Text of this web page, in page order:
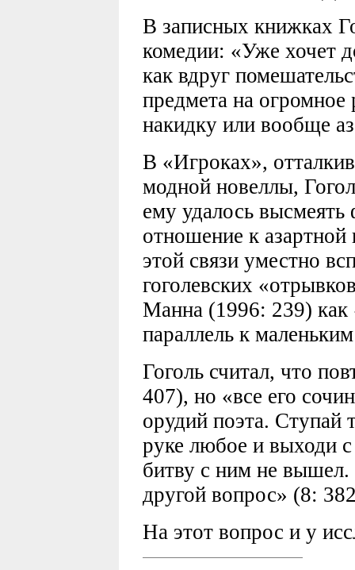
В записных книжках
комедии: «Уже хочет
как вдруг
предмета на огромное
накидку или вообще
В «Игроках»,
модной новеллы,
ему удалось высмеять
отношение к азартной
этой связи уместно
гоголевских
Манна (1996: 239)
параллель к
Гоголь считал, что
407), но «все его
орудий поэта. Ступай
руке любое и выходи
битву с ним не
другой вопрос» (8:
На этот вопрос и у